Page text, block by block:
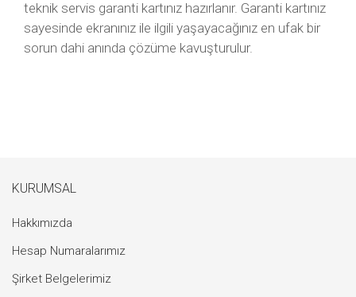
teknik servis garanti kartınız hazırlanır. Garanti kartınız
sayesinde ekranınız ile ilgili yaşayacağınız en ufak bir
sorun dahi anında çözüme kavuşturulur.
KURUMSAL
Hakkımızda
Hesap Numaralarımız
Şirket Belgelerimiz